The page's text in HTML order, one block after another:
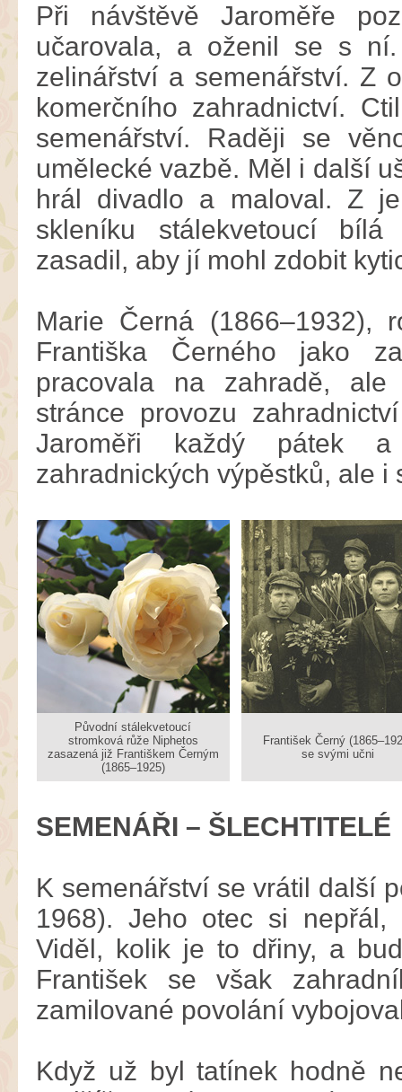
Při návštěvě Jaroměře
učarovala, a oženil se s
zelinářství a semenářství. Z
komerčního zahradnictví.
semenářství. Raději se
umělecké vazbě. Měl i další
hrál divadlo a maloval. Z
skleníku stálekvetoucí
zasadil, aby jí mohl zdobit
Marie Černá (1866–1932),
Františka Černého jako
pracovala na zahradě,
stránce provozu
Jaroměři každý pátek
zahradnických výpěstků, ale i
Původní stálekvetoucí
stromková růže Niphetos
zasazená již Františkem Černým
(1865–1925)
František Černý
se svými učni
SEMENÁŘI – ŠLECHTITELÉ
K semenářství se vrátil další
1968). Jeho otec si nepřál,
Viděl, kolik je to dřiny, a
František se však
zamilované povolání
Když už byl tatínek hodně